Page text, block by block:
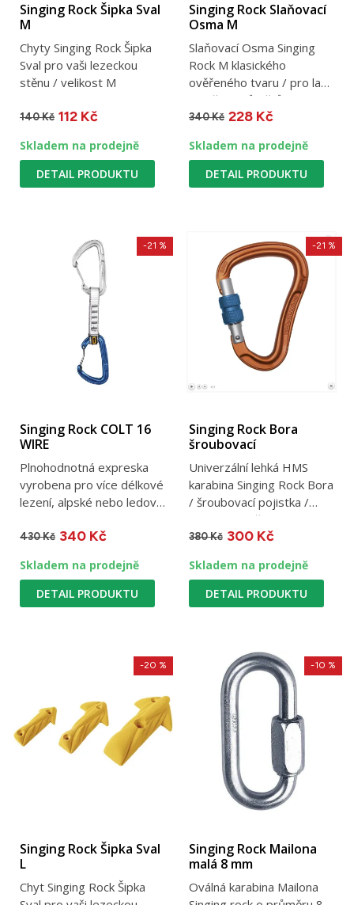
Singing Rock Šipka Sval
M
Chyty Singing Rock Šipka
Sval pro vaši lezeckou
stěnu / velikost M
140 Kč 112 Kč
Skladem na prodejně
DETAIL PRODUKTU
Singing Rock Slaňovací
Osma M
Slaňovací Osma Singing
Rock M klasického
ověřeného tvaru / pro lana
menších průměrů / 25 kN /
104 g
340 Kč 228 Kč
Skladem na prodejně
DETAIL PRODUKTU
Singing Rock COLT 16
WIRE
Plnohodnotná expreska
vyrobena pro více délkové
lezení, alpské nebo ledové
430 Kč
-21 %
340 Kč
Skladem na prodejně
DETAIL PRODUKTU
Singing Rock Bora
šroubovací
Univerzální lehká HMS
karabina Singing Rock Bora
/ šroubovací pojistka /
Keylock / světlost 22 mm...
380 Kč
-21 %
300 Kč
Skladem na prodejně
DETAIL PRODUKTU
Singing Rock Šipka Sval
L
Chyt Singing Rock Šipka
-20 %
Singing Rock Mailona
malá 8 mm
Oválná karabina Mailona
-10 %